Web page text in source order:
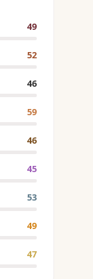
49
52
46
59
46
45
53
49
47